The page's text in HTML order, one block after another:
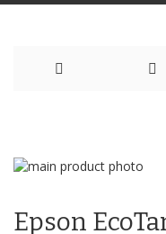
Content
Skip
end
the
Epson